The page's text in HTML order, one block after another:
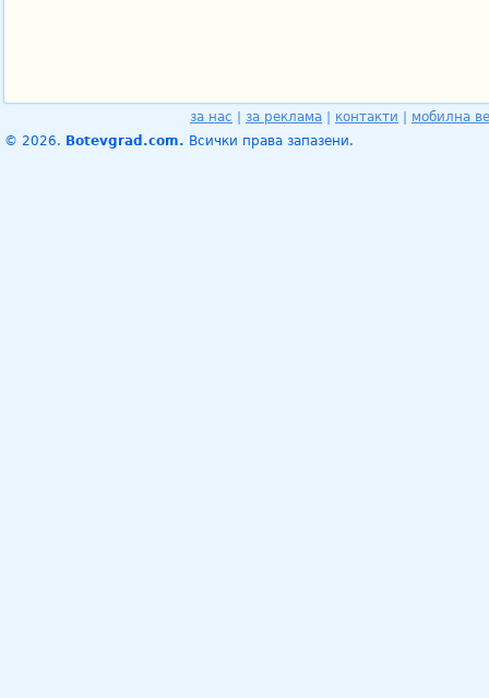
за нас за реклама контакти
мобилна
© 2026. Botevgrad.com. Всички права запазени.